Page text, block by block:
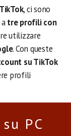
, ci sono
tre profili con
utilizzare
. Con queste
su TikTok
profili
PC